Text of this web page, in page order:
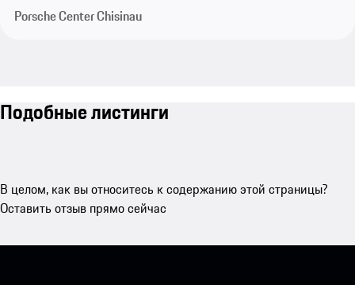
Porsche Center Chisinau
Подобные листинги
В целом, как вы относитесь к содержанию этой страницы?
Оставить отзыв прямо сейчас